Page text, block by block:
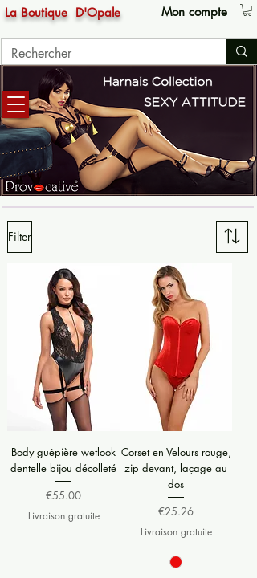
La Boutique D'Opale Mon compte
Filter
Body guêpière wetlook
dentelle bijou décolleté
Price
€55.00
Livraison gratuite
Corset en Velours rouge,
zip devant, laçage au
dos
Price
€25.26
Livraison gratuite